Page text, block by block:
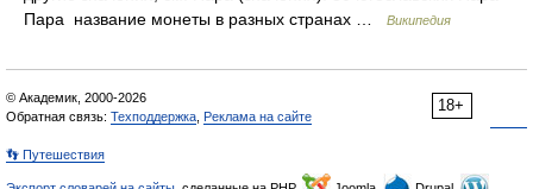
Пара название монеты в разных странах …
Википедия
18+
© Академик, 2000-2026
Обратная связь: Техподдержка Реклама на сайте
👣 Путешествия